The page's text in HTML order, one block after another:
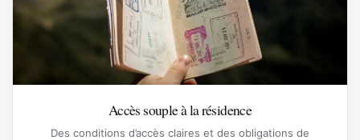
Accès souple à la résidence
Des conditions d’accès claires et des obligations de